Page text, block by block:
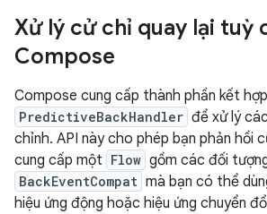
Xử lý cử chỉ quay lại tuỳ
Compose
Compose cung cấp thành phần kết hợp
PredictiveBackHandler để xử lý
chỉnh. API này cho phép bạn phản hồi
cung cấp một Flow gồm các đối
BackEventCompat mà bạn có thể
hiệu ứng động hoặc hiệu ứng chuyển